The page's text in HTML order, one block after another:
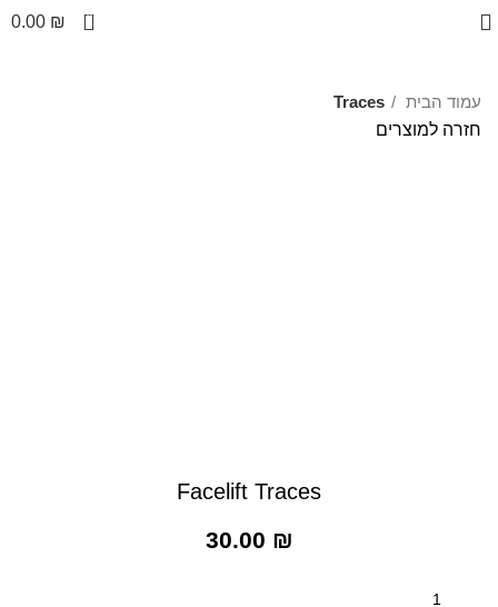
0
0.00 ₪
עמוד הבית
Traces
חזרה למוצרים
Facelift Traces
30.00 ₪